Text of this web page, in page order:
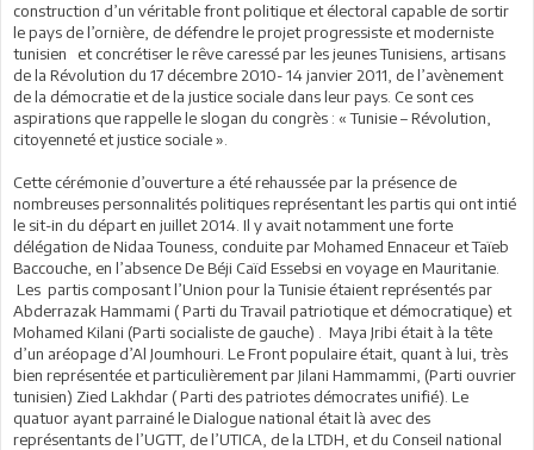
construction d’un véritable front politique et électoral capable de sortir
le pays de l’ornière, de défendre le projet progressiste et moderniste
tunisien et concrétiser le rêve caressé par les jeunes Tunisiens, artisans
de la Révolution du 17 décembre 2010- 14 janvier 2011, de l’avènement
de la démocratie et de la justice sociale dans leur pays. Ce sont ces
aspirations que rappelle le slogan du congrès : « Tunisie – Révolution,
citoyenneté et justice sociale ».
Cette cérémonie d’ouverture a été rehaussée par la présence de
nombreuses personnalités politiques représentant les partis qui ont intié
le sit-in du départ en juillet 2014. Il y avait notamment une forte
délégation de Nidaa Touness, conduite par Mohamed Ennaceur et Taïeb
Baccouche, en l’absence De Béji Caïd Essebsi en voyage en Mauritanie.
Les partis composant l’Union pour la Tunisie étaient représentés par
Abderrazak Hammami ( Parti du Travail patriotique et démocratique) et
Mohamed Kilani (Parti socialiste de gauche) . Maya Jribi était à la tête
d’un aréopage d’Al Joumhouri. Le Front populaire était, quant à lui, très
bien représentée et particulièrement par Jilani Hammammi, (Parti ouvrier
tunisien) Zied Lakhdar ( Parti des patriotes démocrates unifié). Le
quatuor ayant parrainé le Dialogue national était là avec des
représentants de l’UGTT, de l’UTICA, de la LTDH, et du Conseil national